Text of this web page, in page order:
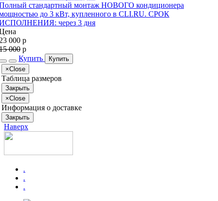
стандартный монтаж НОВОГО кондиционера
до 3 кВт, купленного в CLI.RU. СРОК
через 3 дня
000 p
000 p
Купить
Купить
×Close
Таблица размеров
Закрыть
×Close
Информация о доставке
Закрыть
Наверх
.
.
.